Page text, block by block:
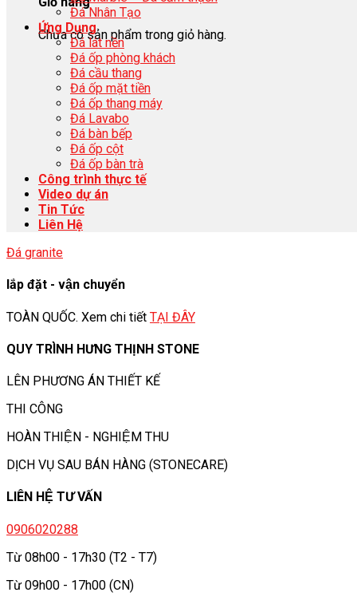
Chưa có sản phẩm trong giỏ hàng.
Đá Nhân Tạo
Ứng Dụng
Đá lát nền
Đá ốp phòng khách
Đá cầu thang
Đá ốp mặt tiền
Đá ốp thang máy
Đá Lavabo
Đá bàn bếp
Đá ốp cột
Đá ốp bàn trà
Công trình thực tế
Video dự án
Tin Tức
Liên Hệ
Đá granite
lắp đặt - vận chuyển
TOÀN QUỐC. Xem chi tiết TẠI ĐÂY
QUY TRÌNH HƯNG THỊNH STONE
LÊN PHƯƠNG ÁN THIẾT KẾ
THI CÔNG
HOÀN THIỆN - NGHIỆM THU
DỊCH VỤ SAU BÁN HÀNG (STONECARE)
LIÊN HỆ TƯ VẤN
0906020288
Từ 08h00 - 17h30 (T2 - T7)
Từ 09h00 - 17h00 (CN)